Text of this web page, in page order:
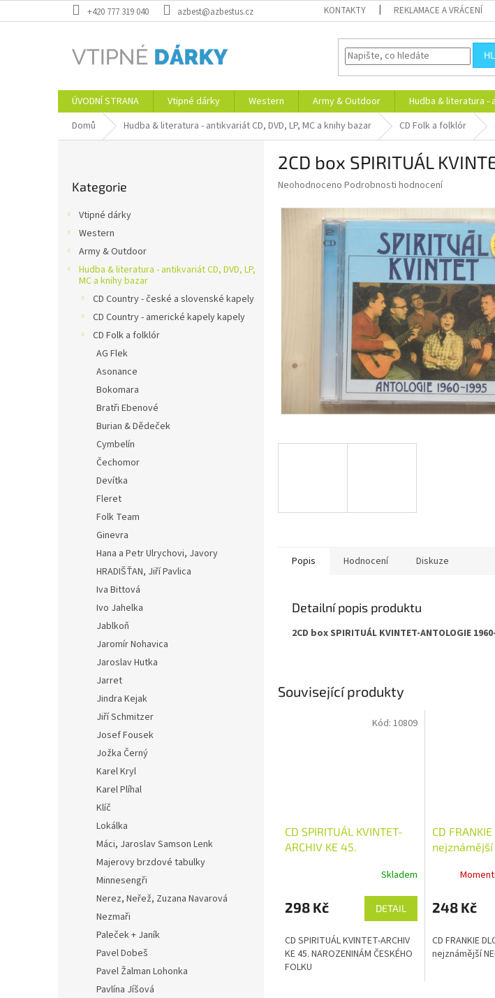
na
+420 777 319 040 azbest@azbestus.cz KONTAKTY REKLAMACE A VRÁCENÍ
ÚVODNÍ STRANA Vtipné dárky Western Army & Outdoor Hudba & literatura -
Domů
Hudba & literatura - antikvariát CD, DVD, LP, MC a knihy bazar CD Folk a folklór
kategorie
Kategorie
Vtipné dárky
Western
Army & Outdoor
Hudba & literatura - antikvariát CD, DVD, LP,
MC a knihy bazar
CD Country - české a slovenské kapely
CD Country - americké kapely kapely
CD Folk a folklór
AG Flek
Asonance
Bokomara
Bratři Ebenové
Burian & Dědeček
Cymbelín
Čechomor
Devítka
Fleret
Folk Team
Ginevra
Hana a Petr Ulrychovi, Javory
HRADIŠŤAN, Jiří Pavlica
Iva Bittová
Ivo Jahelka
Jablkoň
Jaromír Nohavica
Jaroslav Hutka
Jarret
Jindra Kejak
Jiří Schmitzer
Josef Fousek
Jožka Černý
Karel Kryl
Karel Plíhal
Klíč
Lokálka
Máci, Jaroslav Samson Lenk
Majerovy brzdové tabulky
Minnesengři
Nerez, Neřež, Zuzana Navarová
Nezmaři
Paleček + Janík
Pavel Dobeš
Pavel Žalman Lohonka
Pavlína Jíšová
2CD box SPIRITUÁL
Průměrné
produktu
Neohodnoceno Podrobnosti hodnocení
Popis Hodnocení Diskuze
Detailní popis produktu
2CD box SPIRITUÁL KVINTET-ANTOLOGIE
Související produkty
CD SPIRITUÁL KVINTET-
ARCHIV KE 45.
Skladem
298 Kč DETAIL
CD SPIRITUÁL KVINTET-ARCHIV
KE 45. NAROZENINÁM ČESKÉHO
FOLKU
Kód: 10809
CD
nejznámější
248 Kč
CD FRANKIE
nejznámější